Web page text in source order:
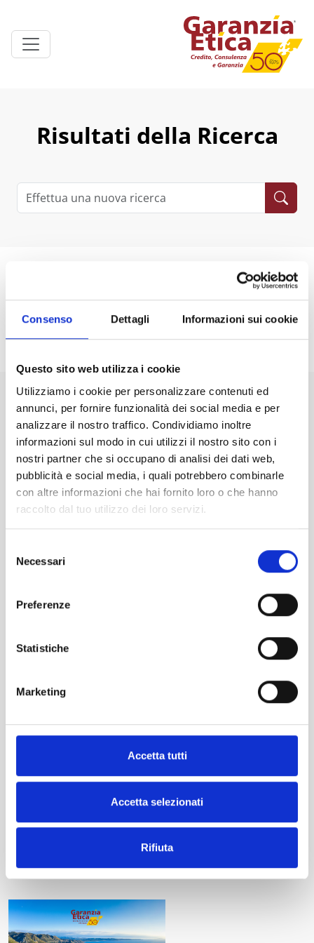
Consenso Dettagli Informazioni sui cookie
Questo sito web utilizza i cookie
Utilizziamo i cookie per personalizzare contenuti ed
annunci, per fornire funzionalità dei social media e per
analizzare il nostro traffico. Condividiamo inoltre
informazioni sul modo in cui utilizzi il nostro sito con i
nostri partner che si occupano di analisi dei dati web,
pubblicità e social media, i quali potrebbero combinarle
con altre informazioni che hai fornito loro o che hanno
raccolto dal tuo utilizzo dei loro servizi.
delNecessari
Preferenze
Statistiche
Marketing
Accetta tutti
Accetta selezionati
Rifiuta
Risultati della Ricerca
Nessun risultato trovato. Prova a cercare un altro
termine!
Linkedin
Facebook
INDIRIZZO
09067 Elmas (CA)
Tel. 070.2113201
PAGINE
Chi siamo
Imprese e Professionisti
Partnership
TRASPARENZA
Reclami
CALENDARIO 2026